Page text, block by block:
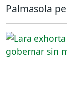
Palmasola